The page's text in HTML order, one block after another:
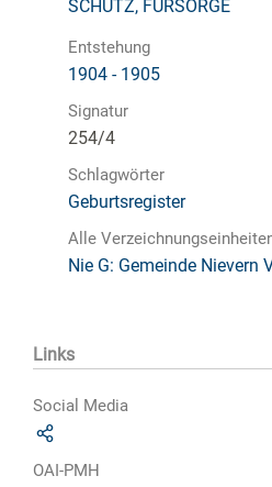
SCHUTZ, FÜRSORGE
Entstehung
1904 - 1905
Signatur
254/4
Schlagwörter
Geburtsregister
Alle
Nie G: Gemeinde Nievern
Links
Social Media
OAI-PMH